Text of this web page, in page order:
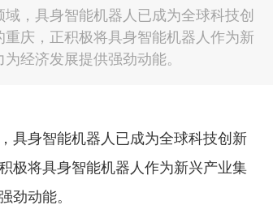
，具身智能机器人已成为全球科技创
庆，正积极将具身智能机器人作为新
经济发展提供强劲动能。
具身智能机器人已成为全球科技创新
极将具身智能机器人作为新兴产业集
劲动能。